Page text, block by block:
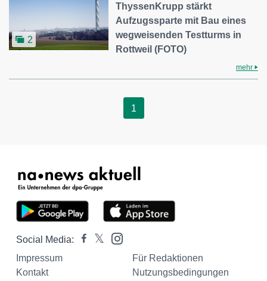
2
ThyssenKrupp stärkt
Aufzugssparte mit Bau eines
wegweisenden Testturms in
Rottweil (FOTO)
mehr
1
Social Media:
Impressum
Für Redaktionen
Kontakt
Nutzungsbedingungen